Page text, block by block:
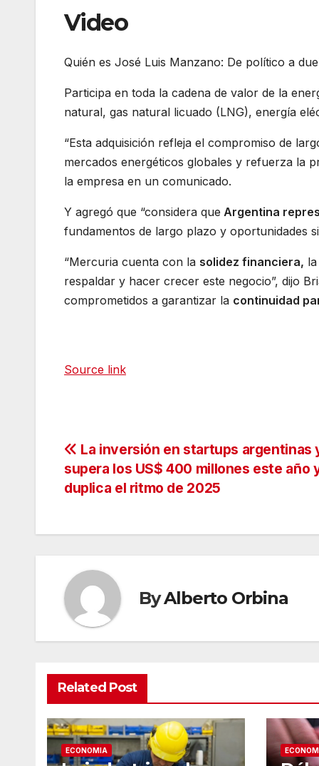
Video
Quién es José Luis Manzano: De político a
Participa en toda la cadena de valor de la
natural, gas natural licuado (LNG), energía
“Esta adquisición refleja el compromiso de
mercados energéticos globales y refuerza la
la empresa en un comunicado.
Y agregó que “considera que Argentina
fundamentos de largo plazo y oportunidades
“Mercuria cuenta con la solidez financiera, la
respaldar y hacer crecer este negocio”, dijo
comprometidos a garantizar la continuidad
Source link
Navegación
de
La inversión en startups argentinas
supera los US$ 400 millones este año
duplica el ritmo de 2025
ByAlberto Orbina
Related Post
ECONOMIA